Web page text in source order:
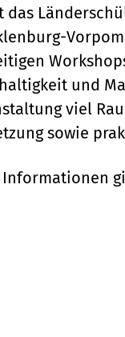
das
und
viel
sowie
Informationen